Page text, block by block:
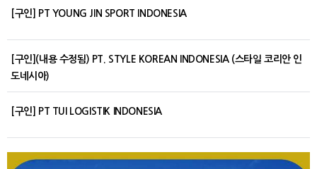
[구인] PT YOUNG JIN SPORT INDONESIA
[구인](내용 수정됨) PT. STYLE KOREAN INDONESIA (스타일 코리안 인
도네시아)
[구인] PT TUI LOGISTIK INDONESIA